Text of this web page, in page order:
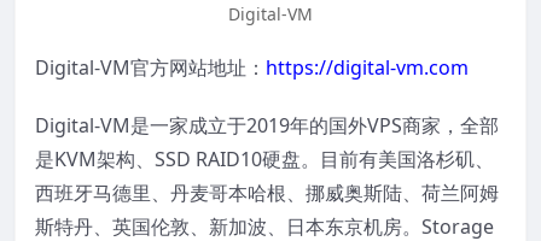
Digital-VM
Digital-VM官方网站地址： https://digital-vm.com
Digital-VM是一家成立于2019年的国外VPS商家，全部
是KVM架构、SSD RAID10硬盘。目前有美国洛杉矶、
西班牙马德里、丹麦哥本哈根、挪威奥斯陆、荷兰阿姆
斯特丹、英国伦敦、新加波、日本东京机房。Storage